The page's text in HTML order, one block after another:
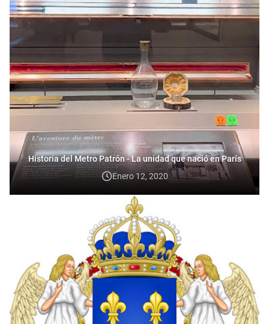
Historia del Metro Patrón - La unidad que nació en París
Enero 12, 2020